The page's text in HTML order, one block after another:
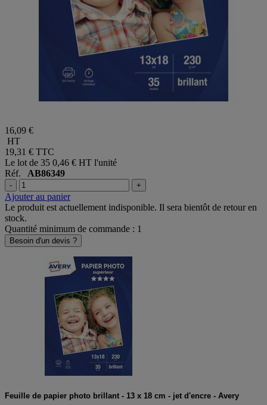
16,09 €
HT
19,31 € TTC
Le lot de 35 0,46 € HT l'unité
Réf. AB86349
- +
Ajouter au panier
Le produit est actuellement indisponible. Il sera bientôt de retour en
stock.
Quantité minimum de commande : 1
Besoin d'un devis ?
Feuille de papier photo brillant - 13 x 18 cm - jet d'encre - Avery